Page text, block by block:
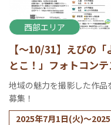
西部エリア
【～10/31】えびの「
とこ！」フォトコンテ
地域の魅力を撮影した作品
募集！
2025年7月1日(火)～